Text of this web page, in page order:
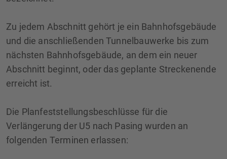
Zu jedem Abschnitt gehört je ein Bahnhofsgebäude
und die anschließenden Tunnelbauwerke bis zum
nächsten Bahnhofsgebäude, an dem ein neuer
Abschnitt beginnt, oder das geplante Streckenende
erreicht ist.
Die Planfeststellungsbeschlüsse für die
Verlängerung der U5 nach Pasing wurden an
folgenden Terminen erlassen: